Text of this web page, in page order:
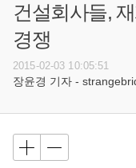
건설회사들,
경쟁
2015-02-03 10:05:51
장윤경 기자 -